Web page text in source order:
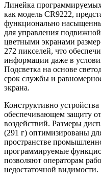
Линейка
как модель CR9222,
функционально
для управления
цветными экранами
272 пикселей, что
информации даже в
Подсветка на основе
срок службы и
экрана.
Конструктивно
обеспечивающем защиту
воздействий. Размеры
(291 г) оптимизированы
пространстве
программируемые
позволяют операторам
недостаточной видимости.